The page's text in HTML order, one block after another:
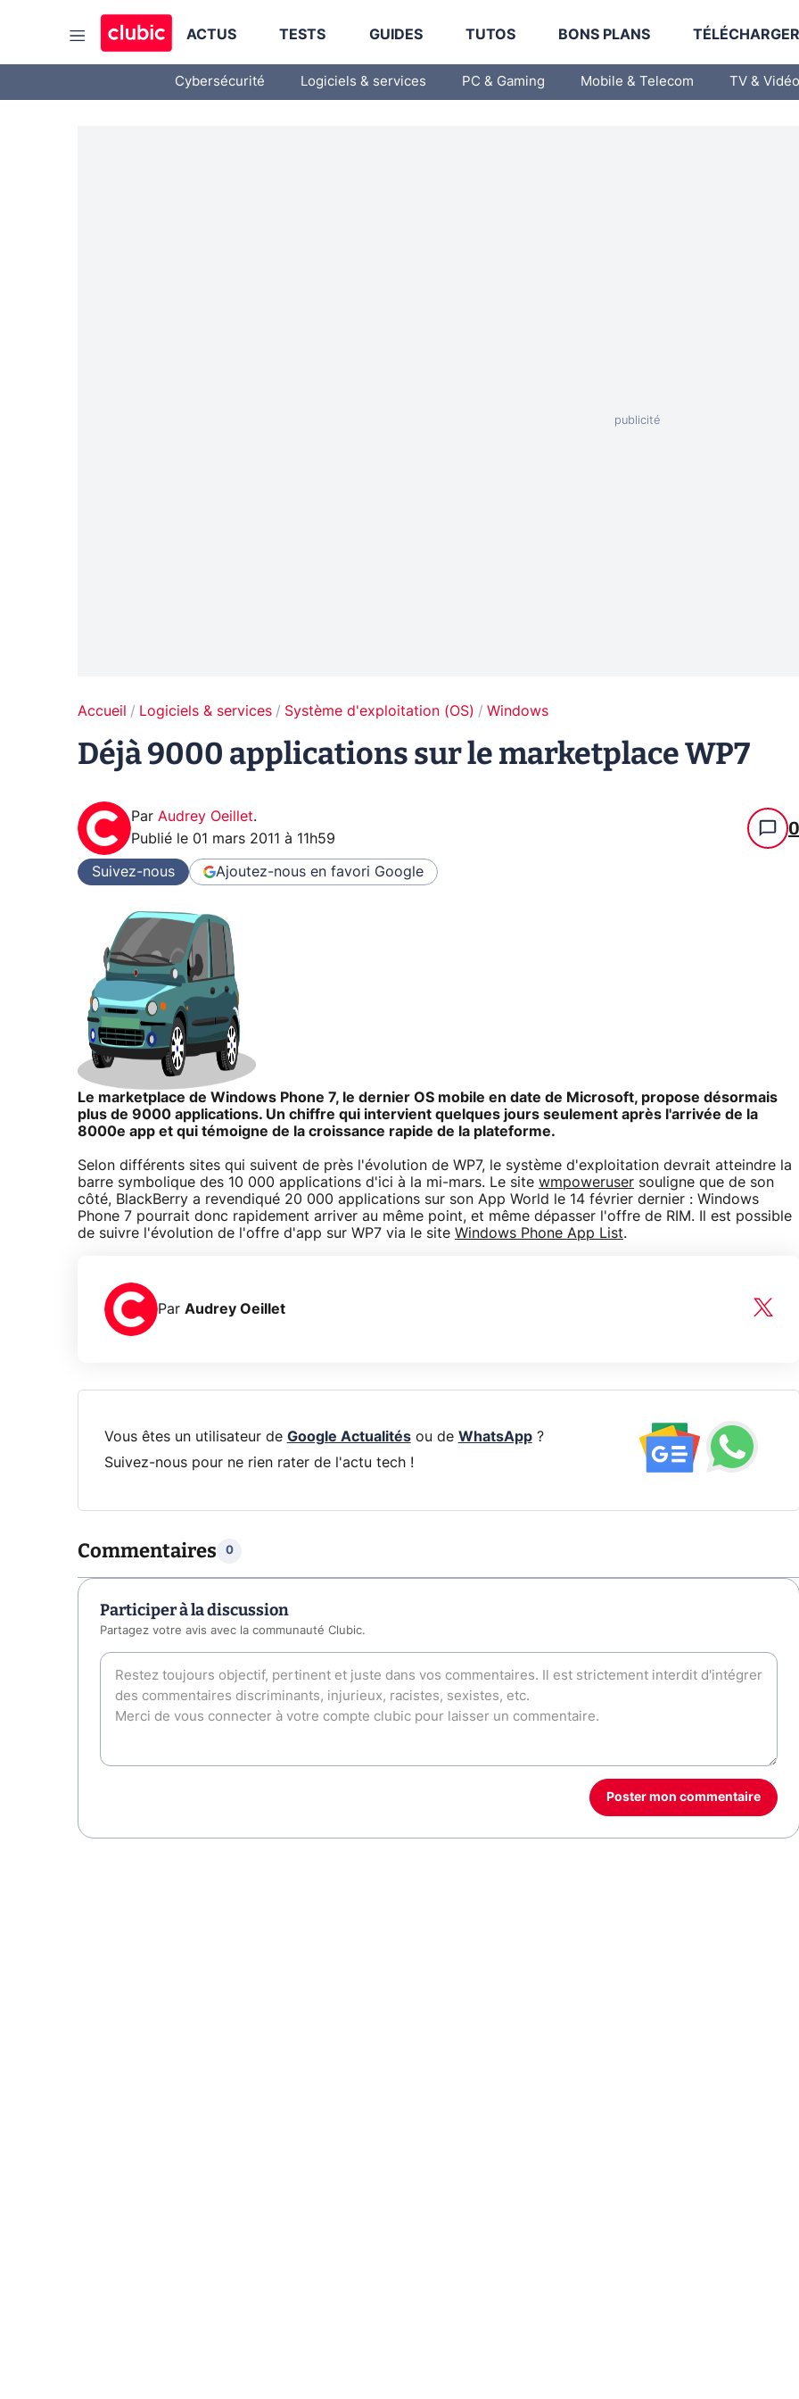
ACTUS TESTS GUIDES TUTOS BONS PLANS
Cybersécurité Logiciels & services PC & Gaming Mobile & Telecom TV & Vidéo
Accueil Logiciels & services Système d'exploitation (OS) Windows
Déjà 9000 applications sur le marketplace WP7
Par Audrey Oeillet.
Publié le 01 mars 2011 à 11h59 0
Suivez-nous Ajoutez-nous en favori Google
Le marketplace de Windows Phone 7, le dernier OS mobile en date de Microsoft, propose désormais
plus de 9000 applications. Un chiffre qui intervient quelques jours seulement après l'arrivée de la
8000e app et qui témoigne de la croissance rapide de la plateforme.
Selon différents sites qui suivent de près l'évolution de WP7, le système d'exploitation devrait atteindre la
barre symbolique des 10 000 applications d'ici à la mi-mars. Le site wmpoweruser souligne que de son
côté, BlackBerry a revendiqué 20 000 applications sur son App World le 14 février dernier : Windows
Phone 7 pourrait donc rapidement arriver au même point, et même dépasser l'offre de RIM. Il est possible
de suivre l'évolution de l'offre d'app sur WP7 via le site Windows Phone App List.
Par Audrey Oeillet
Vous êtes un utilisateur de Google Actualitésou de WhatsApp?
Suivez-nous pour ne rien rater de l'actu tech !
Commentaires 0
Participer à la discussion
Partagez votre avis avec la communauté Clubic.
Poster mon commentaire